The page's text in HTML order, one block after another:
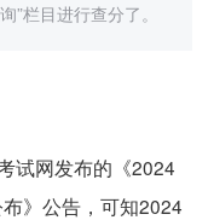
”栏目进行查分了。
试网发布的《2024
》公告，可知2024